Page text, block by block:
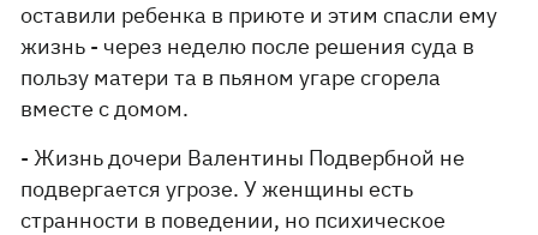
оставили ребенка в приюте и этим спасли ему
жизнь - через неделю после решения суда в
пользу матери та в пьяном угаре сгорела
вместе с домом.
- Жизнь дочери Валентины Подвербной не
подвергается угрозе. У женщины есть
странности в поведении, но психическое